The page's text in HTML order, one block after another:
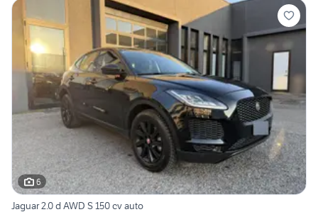
6
Jaguar 2.0 d AWD S 150 cv auto